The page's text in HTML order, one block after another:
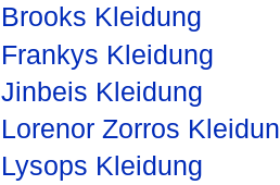
Brooks Kleidung
Frankys Kleidung
Jinbeis Kleidung
Lorenor Zorros
Lysops Kleidung